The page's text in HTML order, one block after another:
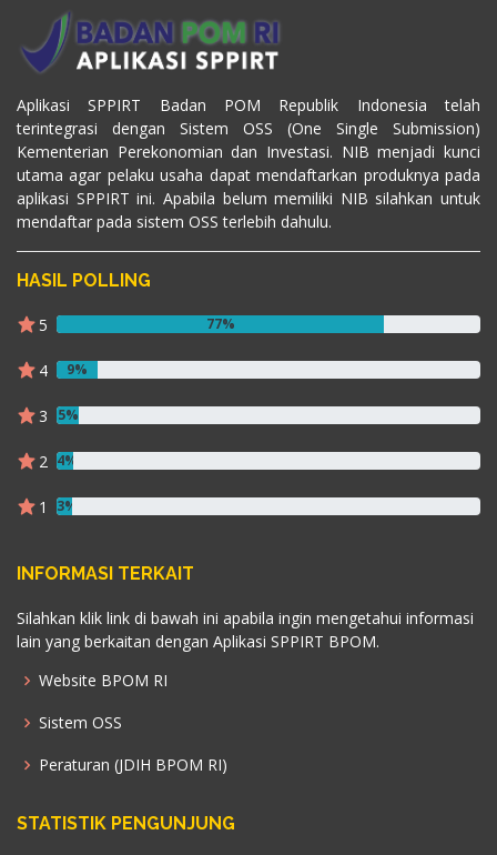
Aplikasi SPPIRT Badan POM Republik Indonesia telah
terintegrasi dengan Sistem OSS (One Single Submission)
Kementerian Perekonomian dan Investasi. NIB menjadi kunci
utama agar pelaku usaha dapat mendaftarkan produknya pada
aplikasi SPPIRT ini. Apabila belum memiliki NIB silahkan untuk
mendaftar pada sistem OSS terlebih dahulu.
HASIL POLLING
5 77%
4 9%
3 5%
2 4%
1 3%
INFORMASI TERKAIT
Silahkan klik link di bawah ini apabila ingin mengetahui informasi
lain yang berkaitan dengan Aplikasi SPPIRT BPOM.
Website BPOM RI
Sistem OSS
Peraturan (JDIH BPOM RI)
STATISTIK PENGUNJUNG